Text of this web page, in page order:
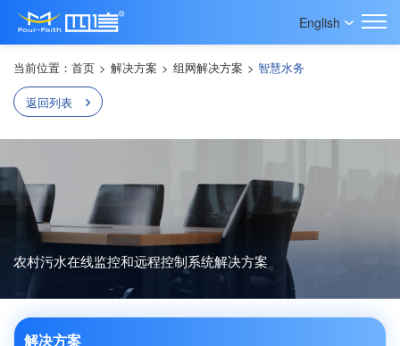
English
当前位置： 首页 > 解决方案 > 组网解决方案 > 智慧水务
返回列表
农村污水在线监控和远程控制系统解决方案
解决方案